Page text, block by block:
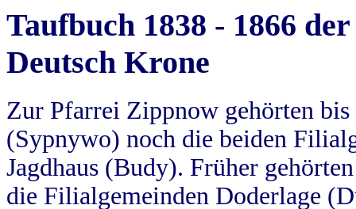
Taufbuch 1838 - 1866
Deutsch Krone
Zur Pfarrei Zippnow gehörten
(Sypnywo) noch die beiden
Jagdhaus (Budy). Früher
die Filialgemeinden Doderlage